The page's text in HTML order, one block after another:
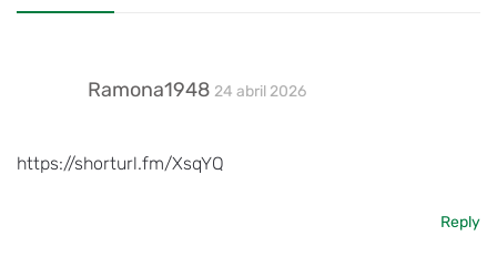
Ramona1948 24 abril 2026
https://shorturl.fm/XsqYQ
Reply